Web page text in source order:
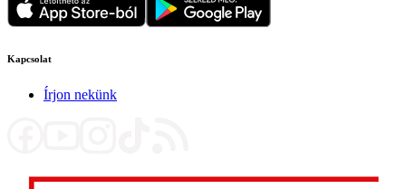
Kapcsolat
Írjon nekünk